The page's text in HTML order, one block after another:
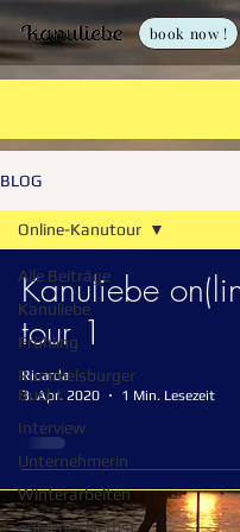
book now !
BLOG
Alle Beiträge
Kanuliebe
Frühling
Rummelsburger
Bucht
Interview
Unternehmerin
Winterarbeiten
goldener Herbst
Online-Kanutour
Kanuliebe
tour 1
Ricarda
3. Apr. 2020
1 Min. Lesezeit